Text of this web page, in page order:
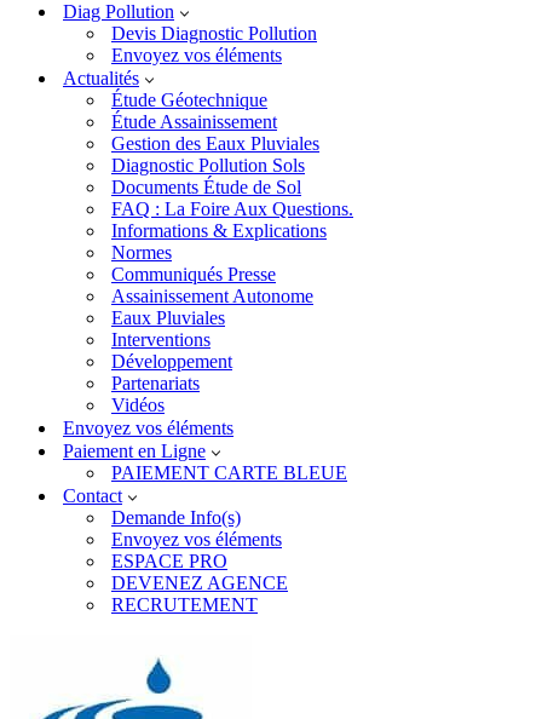
Diag Pollution
Devis Diagnostic Pollution
Envoyez vos éléments
Actualités
Étude Géotechnique
Étude Assainissement
Gestion des Eaux Pluviales
Diagnostic Pollution Sols
Documents Étude de Sol
FAQ : La Foire Aux Questions.
Informations & Explications
Normes
Communiqués Presse
Assainissement Autonome
Eaux Pluviales
Interventions
Développement
Partenariats
Vidéos
Envoyez vos éléments
Paiement en Ligne
PAIEMENT CARTE BLEUE
Contact
Demande Info(s)
Envoyez vos éléments
ESPACE PRO
DEVENEZ AGENCE
RECRUTEMENT